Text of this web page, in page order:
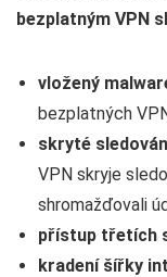
bezplatným VPN
vložený
bezplatných
skryté
VPN skryje
shromažďovali
přístup třetích
kradení šířky